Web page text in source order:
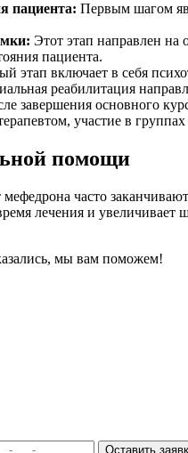
пациента: Первым шагом
Этот этап направлен на
пациента.
этап включает в себя
реабилитация
завершения основного
участие в
помощи
мефедрона часто
лечения и
мы вам поможем!
Оставить